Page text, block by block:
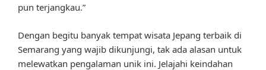
pun terjangkau.”
Dengan begitu banyak tempat wisata Jepang terbaik di
Semarang yang wajib dikunjungi, tak ada alasan untuk
melewatkan pengalaman unik ini. Jelajahi keindahan